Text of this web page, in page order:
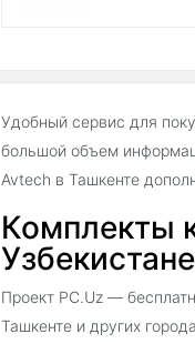
Удобный сервис для
большой объем
Avtech в Ташкенте
Комплекты
Узбекистане
Проект PC.Uz —
Ташкенте и других